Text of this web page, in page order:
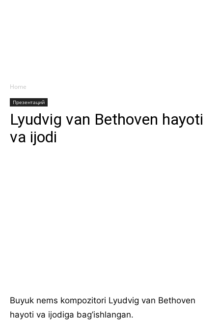
Home
Презентаций
Lyudvig van Bethoven hayoti
va ijodi
Buyuk nems kompozitori Lyudvig van Bethoven
hayoti va ijodiga bag’ishlangan.